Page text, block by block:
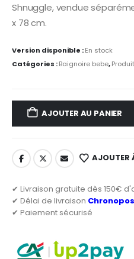
Shnuggle, vendue
x 78 cm.
Version disponible :En stock
Catégories :Baignoire bebe,
AJOUTER AU PANIER
AJOUTER
✔ Livraison gratuite dès 150€
✔ Délai de livraison
✔ Paiement sécurisé